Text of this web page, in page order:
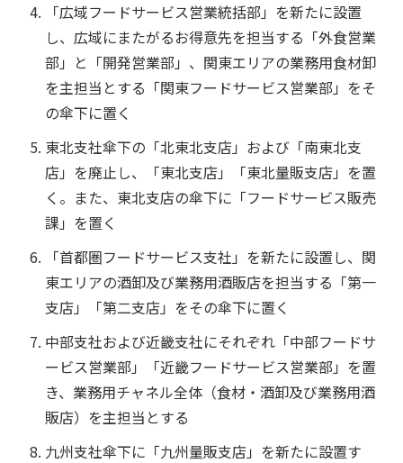
「広域フードサービス営業統括部」を新たに設置
し、広域にまたがるお得意先を担当する「外食営業
部」と「開発営業部」、関東エリアの業務用食材卸
を主担当とする「関東フードサービス営業部」をそ
の傘下に置く
東北支社傘下の「北東北支店」および「南東北支
店」を廃止し、「東北支店」「東北量販支店」を置
く。また、東北支店の傘下に「フードサービス販売
課」を置く
「首都圏フードサービス支社」を新たに設置し、関
東エリアの酒卸及び業務用酒販店を担当する「第一
支店」「第二支店」をその傘下に置く
中部支社および近畿支社にそれぞれ「中部フードサ
ービス営業部」「近畿フードサービス営業部」を置
き、業務用チャネル全体（食材・酒卸及び業務用酒
販店）を主担当とする
九州支社傘下に「九州量販支店」を新たに設置す